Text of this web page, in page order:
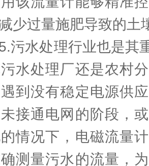
少过量施肥导致的土
水处理行业也是其
水处理厂还是农村
到没有稳定电源供
接通电网的阶段，
情况下，电磁流量
测量污水的流量，